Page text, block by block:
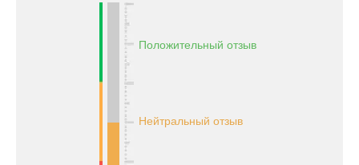
Положительный отзыв
Нейтральный отзыв